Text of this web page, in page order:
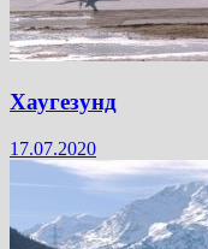
Хаугезунд
17.07.2020